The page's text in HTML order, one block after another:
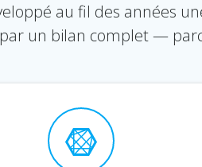
au fil des années
un bilan complet —